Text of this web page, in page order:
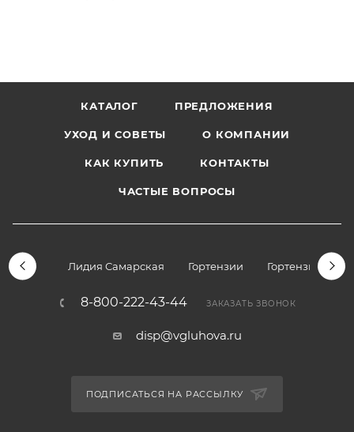
КАТАЛОГ ПРЕДЛОЖЕНИЯ
УХОД И СОВЕТЫ О КОМПАНИИ
КАК КУПИТЬ КОНТАКТЫ
ЧАСТЫЕ ВОПРОСЫ
Лидия Самарская Гортензии Гортензии
8-800-222-43-44 ЗАКАЗАТЬ ЗВОНОК
disp@vgluhova.ru
ПОДПИСАТЬСЯ НА РАССЫЛКУ